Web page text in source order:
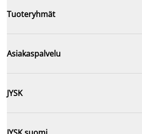
Tuoteryhmät
Asiakaspalvelu
JYSK